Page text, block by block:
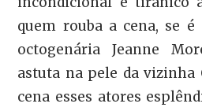
quem rouba a cena, se
octogenária Jeanne
astuta na pele da vizinha
cena esses atores